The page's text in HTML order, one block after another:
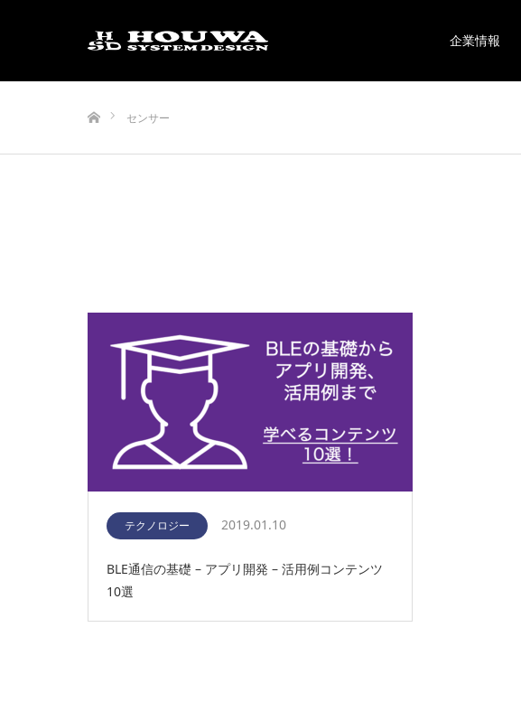
企業情報
センサー
テクノロジー 2019.01.10
BLE通信の基礎 – アプリ開発 – 活用例コンテンツ
10選